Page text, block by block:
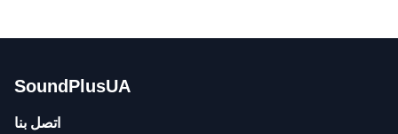
SoundPlusUA
اتصل بنا